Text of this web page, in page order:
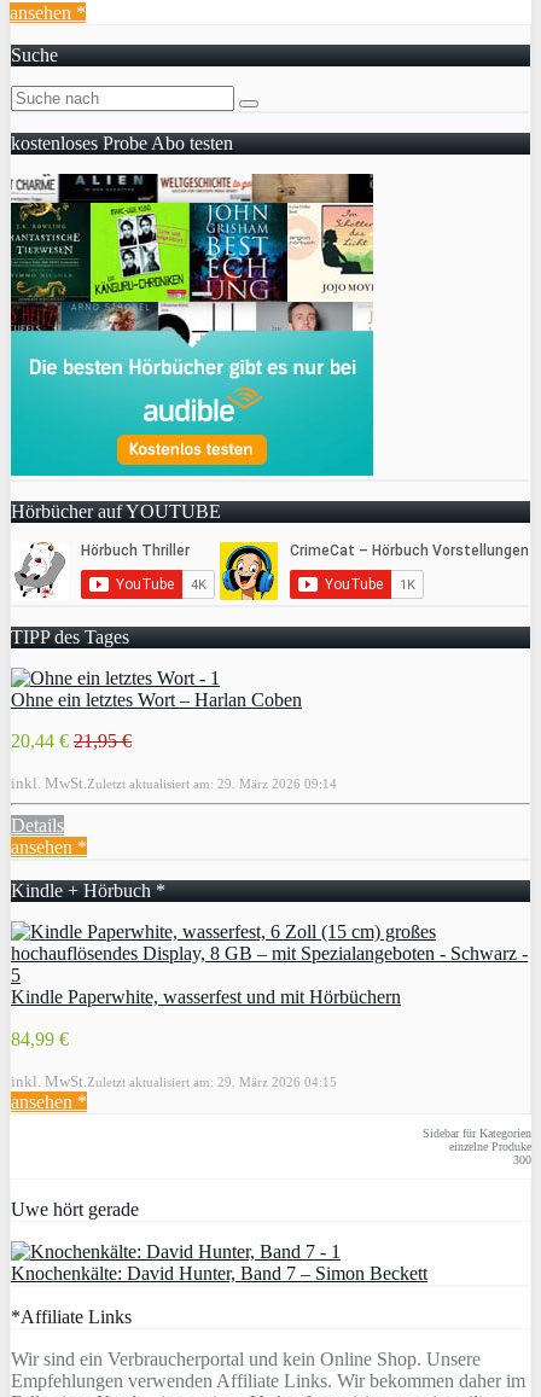
ansehen *
Suche
kostenloses Probe Abo testen
Hörbücher auf YOUTUBE
TIPP des Tages
Ohne ein letztes Wort – Harlan Coben
20,44 € 21,95 €
inkl. MwSt. Zuletzt aktualisiert am: 29. März 2026 09:14
Details
ansehen *
Kindle + Hörbuch *
Kindle Paperwhite, wasserfest und mit Hörbüchern
84,99 €
inkl. MwSt. Zuletzt aktualisiert am: 29. März 2026 04:15
ansehen *
Sidebar für Kategorien
einzelne Produke
300
Uwe hört gerade
Knochenkälte: David Hunter, Band 7 – Simon Beckett
*Affiliate Links
Wir sind ein Verbraucherportal und kein Online Shop. Unsere
Empfehlungen verwenden Affiliate Links. Wir bekommen daher im